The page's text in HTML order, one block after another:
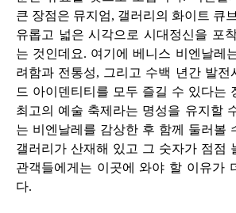
큰 장점은 뮤지엄, 갤러리의 화이트 큐
유롭고 넓은 시각으로 시대정신을 포
는 것인데요. 여기에 베니스 비엔날레
려함과 전통성, 그리고 수백 년간 발전
드 아이덴티티를 모두 즐길 수 있다는
최고의 예술 축제라는 명성을 유지할
는 비엔날레를 감상한 후 함께 둘러볼
갤러리가 산재해 있고 그 숫자가 점점
관객들에게는 이곳에 와야 할 이유가
다.